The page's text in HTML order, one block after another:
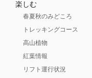
楽しむ
春夏秋のみどころ
トレッキングコース
高山植物
紅葉情報
リフト運行状況